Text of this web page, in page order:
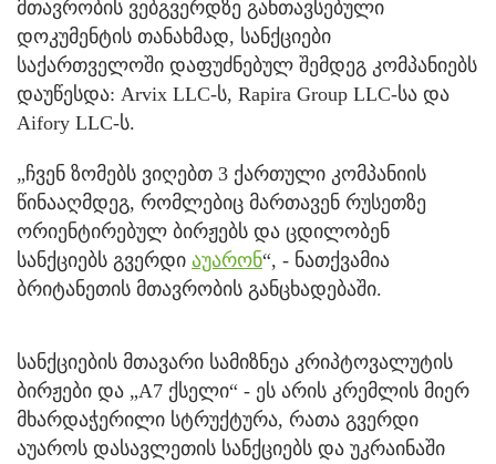
მთავრობის ვებგვერდზე განთავსებული
დოკუმენტის თანახმად, სანქციები
საქართველოში დაფუძნებულ შემდეგ კომპანიებს
დაუწესდა: Arvix LLC-ს, Rapira Group LLC-სა და
Aifory LLC-ს.
„ჩვენ ზომებს ვიღებთ 3 ქართული კომპანიის
წინააღმდეგ, რომლებიც მართავენ რუსეთზე
ორიენტირებულ ბირჟებს და ცდილობენ
სანქციებს გვერდი აუარონ“, - ნათქვამია
ბრიტანეთის მთავრობის განცხადებაში.
სანქციების მთავარი სამიზნეა კრიპტოვალუტის
ბირჟები და „A7 ქსელი“ - ეს არის კრემლის მიერ
მხარდაჭერილი სტრუქტურა, რათა გვერდი
აუაროს დასავლეთის სანქციებს და უკრაინაში